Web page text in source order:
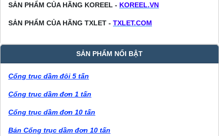
SẢN PHẨM CỦA HÃNG KOREEL - KOREEL.VN
SẢN PHẨM CỦA HÃNG TXLET - TXLET.COM
SẢN PHẨM NỔI BẬT
Cổng trục dầm đôi 5 tấn
Cổng trục dầm đơn 1 tấn
Cổng trục dầm đơn 10 tấn
Bán Cổng trục dầm đơn 10 tấn